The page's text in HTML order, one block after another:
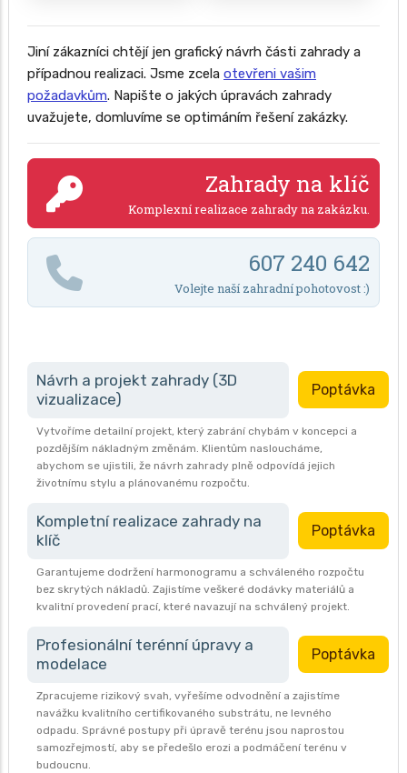
Jiní zákazníci chtějí jen grafický návrh části zahrady a
případnou realizaci. Jsme zcela otevřeni vašim
požadavkům. Napište o jakých úpravách zahrady
uvažujete, domluvíme se optimáním řešení zakázky.
Zahrady na klíč
Komplexní realizace zahrady na zakázku.
607 240 642
Volejte naší zahradní pohotovost :)
Návrh a projekt zahrady (3D
vizualizace)
Poptávka
Vytvoříme detailní projekt, který zabrání chybám v koncepci a
pozdějším nákladným změnám. Klientům nasloucháme,
abychom se ujistili, že návrh zahrady plně odpovídá jejich
životnímu stylu a plánovanému rozpočtu.
Kompletní realizace zahrady na
klíč
Poptávka
Garantujeme dodržení harmonogramu a schváleného rozpočtu
bez skrytých nákladů. Zajistíme veškeré dodávky materiálů a
kvalitní provedení prací, které navazují na schválený projekt.
Profesionální terénní úpravy a
modelace
Poptávka
Zpracujeme rizikový svah, vyřešíme odvodnění a zajistíme
navážku kvalitního certifikovaného substrátu, ne levného
odpadu. Správné postupy při úpravě terénu jsou naprostou
samozřejmostí, aby se předešlo erozi a podmáčení terénu v
budoucnu.